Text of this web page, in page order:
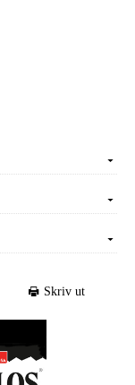
Skriv ut